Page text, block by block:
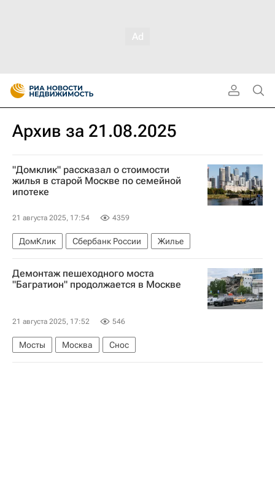
Архив за 21.08.2025
"Домклик" рассказал о стоимости
жилья в старой Москве по семейной
ипотеке
21 августа 2025, 17:54 4359
ДомКлик Сбербанк России Жилье
Демонтаж пешеходного моста
"Багратион" продолжается в Москве
21 августа 2025, 17:52 546
Мосты Москва Снос